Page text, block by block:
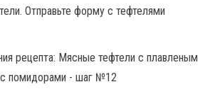
Отправьте форму с тефтелями